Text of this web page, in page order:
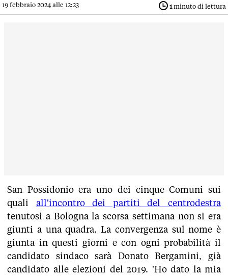
19 febbraio 2024 alle 12:23 1 minuto di lettura
San Possidonio era uno dei cinque Comuni sui
quali all'incontro dei partiti del centrodestra
tenutosi a Bologna la scorsa settimana non si era
giunti a una quadra. La convergenza sul nome è
giunta in questi giorni e con ogni probabilità il
candidato sindaco sarà Donato Bergamini, già
candidato alle elezioni del 2019. 'Ho dato la mia